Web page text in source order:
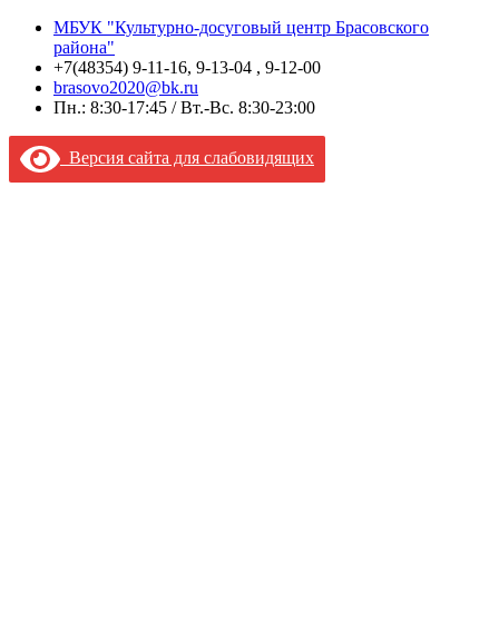
МБУК "Культурно-досуговый центр Брасовского
района"
+7(48354) 9-11-16, 9-13-04 , 9-12-00
brasovo2020@bk.ru
Пн.: 8:30-17:45 / Вт.-Вс. 8:30-23:00
Версия сайта для слабовидящих